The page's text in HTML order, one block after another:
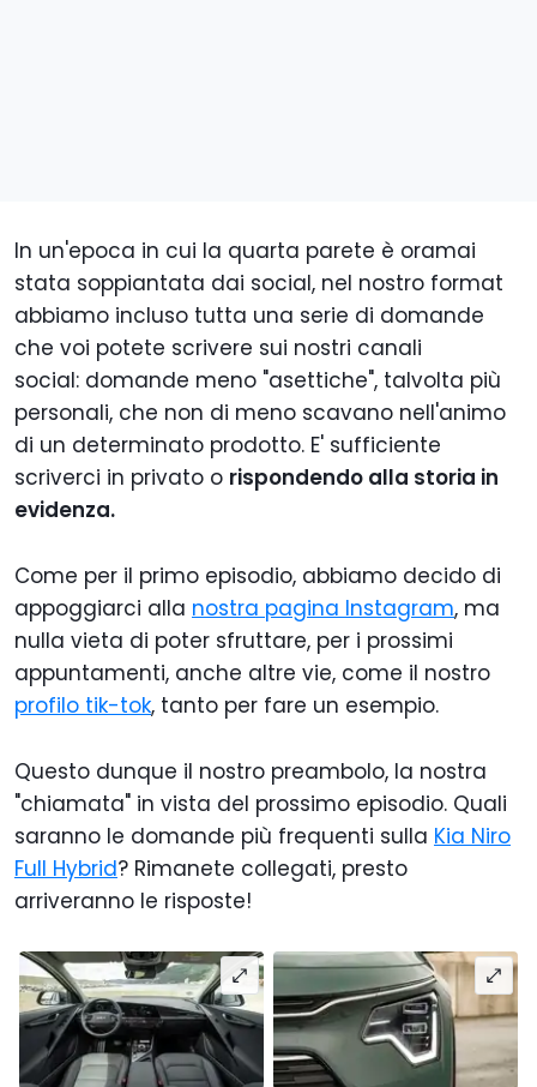
In un'epoca in cui la quarta parete è oramai
stata soppiantata dai social, nel nostro format
abbiamo incluso tutta una serie di domande
che voi potete scrivere sui nostri canali
social: domande meno "asettiche", talvolta più
personali, che non di meno scavano nell'animo
di un determinato prodotto. E' sufficiente
scriverci in privato o rispondendo alla storia in
evidenza.
Come per il primo episodio, abbiamo decido di
appoggiarci alla nostra pagina Instagram, ma
nulla vieta di poter sfruttare, per i prossimi
appuntamenti, anche altre vie, come il nostro
profilo tik-tok, tanto per fare un esempio.
Questo dunque il nostro preambolo, la nostra
"chiamata" in vista del prossimo episodio. Quali
saranno le domande più frequenti sulla Kia Niro
Full Hybrid? Rimanete collegati, presto
arriveranno le risposte!